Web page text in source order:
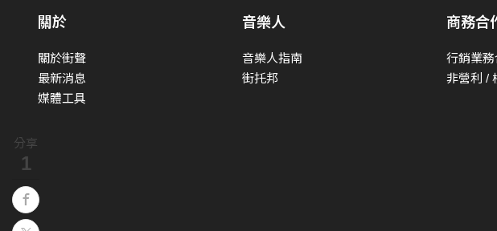
分享
1
話一句一句 在
世界一工一工
關於
關於街聲
最新消息
媒體工具
音樂人
音樂人指南
街托邦
商務合
行銷業
非營利 /